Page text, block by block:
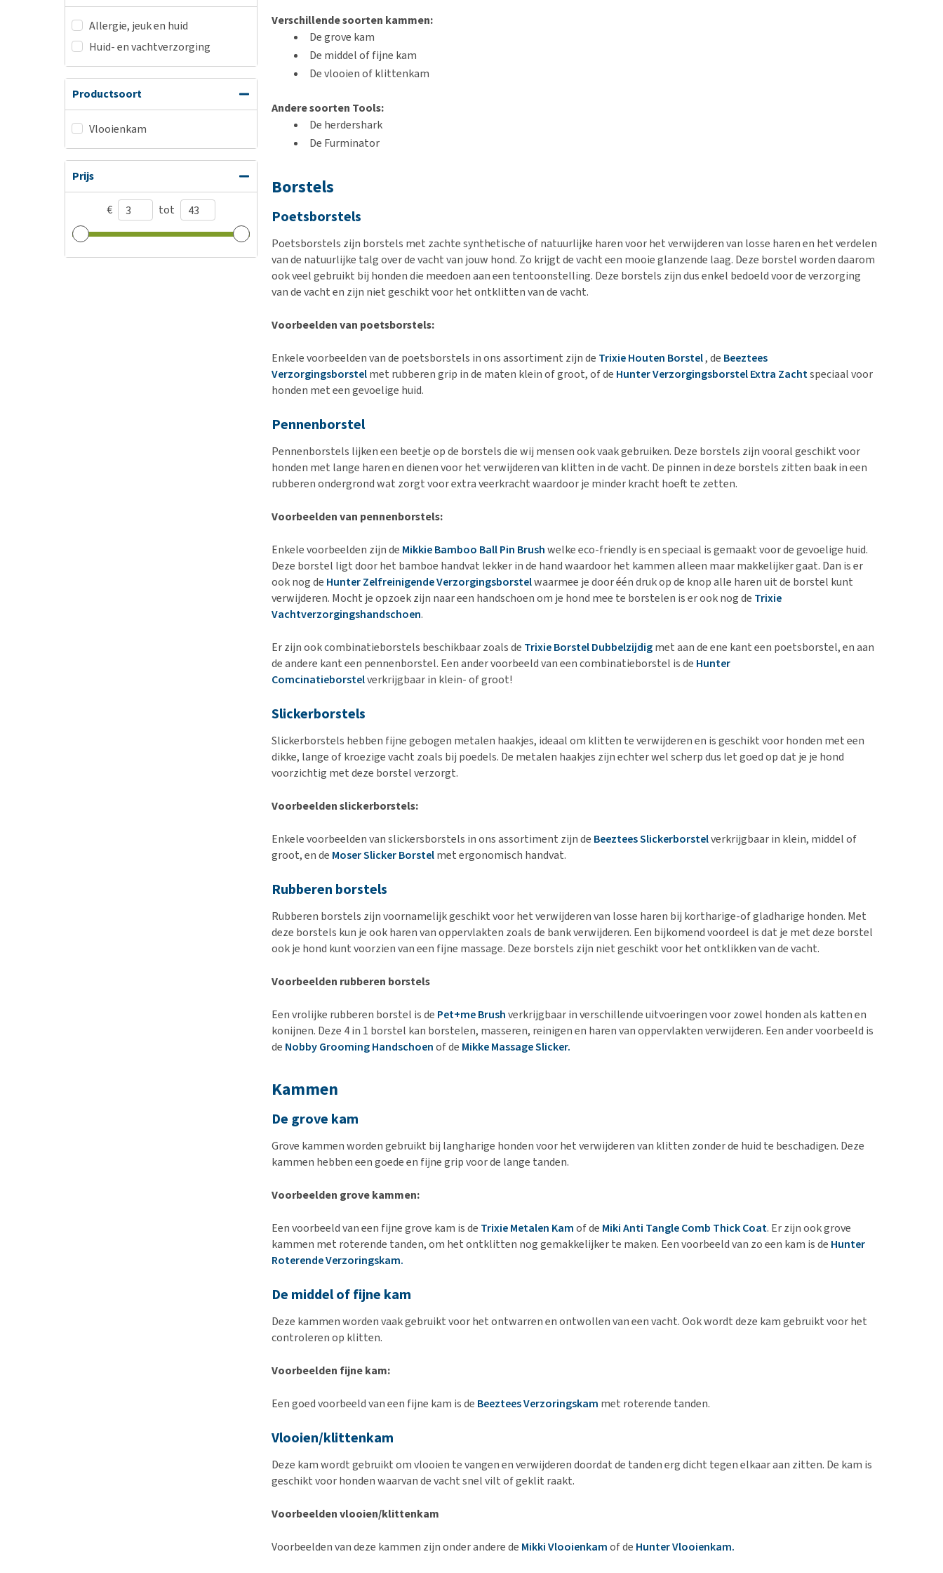
Allergie, jeuk en huid
Huid- en vachtverzorging
Productsoort
Vlooienkam
Prijs
€ tot
Verschillende soorten kammen:
De grove kam
De middel of fijne kam
De vlooien of klittenkam
Andere soorten Tools:
De herdershark
De Furminator
Borstels
Poetsborstels
Poetsborstels zijn borstels met zachte synthetische of natuurlijke haren voor het verwijderen van losse haren en het verdelen
van de natuurlijke talg over de vacht van jouw hond. Zo krijgt de vacht een mooie glanzende laag. Deze borstel worden daarom
ook veel gebruikt bij honden die meedoen aan een tentoonstelling. Deze borstels zijn dus enkel bedoeld voor de verzorging
van de vacht en zijn niet geschikt voor het ontklitten van de vacht.
Voorbeelden van poetsborstels:
Enkele voorbeelden van de poetsborstels in ons assortiment zijn de Trixie Houten Borstel, de Beeztees
Verzorgingsborstelmet rubberen grip in de maten klein of groot, of de Hunter Verzorgingsborstel Extra Zachtspeciaal voor
honden met een gevoelige huid.
Pennenborstel
Pennenborstels lijken een beetje op de borstels die wij mensen ook vaak gebruiken. Deze borstels zijn vooral geschikt voor
honden met lange haren en dienen voor het verwijderen van klitten in de vacht. De pinnen in deze borstels zitten baak in een
rubberen ondergrond wat zorgt voor extra veerkracht waardoor je minder kracht hoeft te zetten.
Voorbeelden van pennenborstels:
Enkele voorbeelden zijn de Mikkie Bamboo Ball Pin Brushwelke eco-friendly is en speciaal is gemaakt voor de gevoelige huid.
Deze borstel ligt door het bamboe handvat lekker in de hand waardoor het kammen alleen maar makkelijker gaat. Dan is er
ook nog de Hunter Zelfreinigende Verzorgingsborstelwaarmee je door één druk op de knop alle haren uit de borstel kunt
verwijderen. Mocht je opzoek zijn naar een handschoen om je hond mee te borstelen is er ook nog de Trixie
Vachtverzorgingshandschoen.
Er zijn ook combinatieborstels beschikbaar zoals de Trixie Borstel Dubbelzijdigmet aan de ene kant een poetsborstel, en aan
de andere kant een pennenborstel. Een ander voorbeeld van een combinatieborstel is de Hunter
Comcinatieborstelverkrijgbaar in klein- of groot!
Slickerborstels
Slickerborstels hebben fijne gebogen metalen haakjes, ideaal om klitten te verwijderen en is geschikt voor honden met een
dikke, lange of kroezige vacht zoals bij poedels. De metalen haakjes zijn echter wel scherp dus let goed op dat je je hond
voorzichtig met deze borstel verzorgt.
Voorbeelden slickerborstels:
Enkele voorbeelden van slickersborstels in ons assortiment zijn de Beeztees Slickerborstelverkrijgbaar in klein, middel of
groot, en de Moser Slicker Borstelmet ergonomisch handvat.
Rubberen borstels
Rubberen borstels zijn voornamelijk geschikt voor het verwijderen van losse haren bij kortharige-of gladharige honden. Met
deze borstels kun je ook haren van oppervlakten zoals de bank verwijderen. Een bijkomend voordeel is dat je met deze borstel
ook je hond kunt voorzien van een fijne massage. Deze borstels zijn niet geschikt voor het ontklikken van de vacht.
Voorbeelden rubberen borstels
Een vrolijke rubberen borstel is de Pet+me Brushverkrijgbaar in verschillende uitvoeringen voor zowel honden als katten en
konijnen. Deze 4 in 1 borstel kan borstelen, masseren, reinigen en haren van oppervlakten verwijderen. Een ander voorbeeld is
de Nobby Grooming Handschoenof de Mikke Massage Slicker.
Kammen
De grove kam
Grove kammen worden gebruikt bij langharige honden voor het verwijderen van klitten zonder de huid te beschadigen. Deze
kammen hebben een goede en fijne grip voor de lange tanden.
Voorbeelden grove kammen:
Een voorbeeld van een fijne grove kam is de Trixie Metalen Kamof de Miki Anti Tangle Comb Thick Coat. Er zijn ook grove
kammen met roterende tanden, om het ontklitten nog gemakkelijker te maken. Een voorbeeld van zo een kam is de Hunter
Roterende Verzoringskam.
De middel of fijne kam
Deze kammen worden vaak gebruikt voor het ontwarren en ontwollen van een vacht. Ook wordt deze kam gebruikt voor het
controleren op klitten.
Voorbeelden fijne kam:
Een goed voorbeeld van een fijne kam is de Beeztees Verzoringskam met roterende tanden.
Vlooien/klittenkam
Deze kam wordt gebruikt om vlooien te vangen en verwijderen doordat de tanden erg dicht tegen elkaar aan zitten. De kam is
geschikt voor honden waarvan de vacht snel vilt of geklit raakt.
Voorbeelden vlooien/klittenkam
Voorbeelden van deze kammen zijn onder andere de Mikki Vlooienkamof de Hunter Vlooienkam.